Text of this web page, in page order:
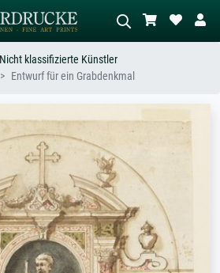
Welle
Wiese, Abstrakt mit viel Rot, Dunkles
Ölgemälde, Stehender Akt neben einem
Baum.
Nicht klassifizierte Künstler
Entwurf für ein Grabdenkmal